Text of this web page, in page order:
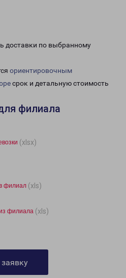
доставки по выбранному
ориентировочным
срок и детальную стоимость
филиала
(xlsx)
филиал (xls)
филиала (xls)